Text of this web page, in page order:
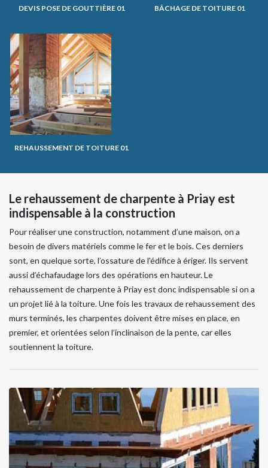
DEVIS POSE DE GOUTTIÈRE 01 BÂCHAGE DE TOITURE 01
REHAUSSEMENT DE TOITURE 01
Le rehaussement de charpente à Priay est
indispensable à la construction
Pour réaliser une construction, notamment d’une maison, on a
besoin de divers matériels comme le fer et le bois. Ces derniers
sont, en quelque sorte, l’ossature de l'édifice à ériger. Ils servent
aussi d’échafaudage lors des opérations en hauteur. Le
rehaussement de charpente à Priay est donc indispensable si on a
un projet lié à la toiture. Une fois les travaux de rehaussement des
murs terminés, les charpentes doivent être mises en place, en
premier, et orientées selon l’inclinaison de la pente, car elles
soutiennent la toiture.